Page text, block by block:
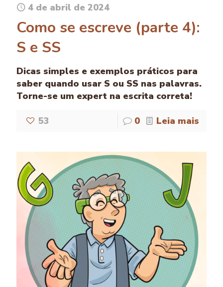
4 de abril de 2024
Como se escreve (parte 4):
S e SS
Dicas simples e exemplos práticos para
saber quando usar S ou SS nas palavras.
Torne-se um expert na escrita correta!
53 0 Leia mais